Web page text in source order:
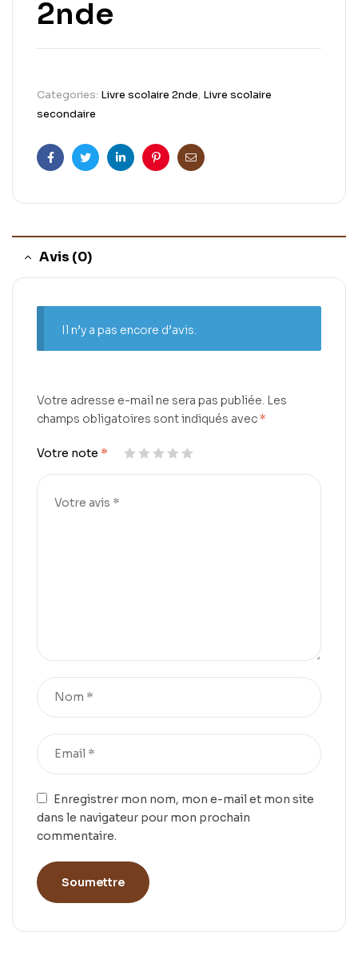
2nde
Categories: Livre scolaire 2nde, Livre scolaire
secondaire
FacebookTwitterLinkedinPinterestEmail
Avis (0)
Il n’y a pas encore d’avis.
Votre adresse e-mail ne sera pas publiée. Les
champs obligatoires sont indiqués avec*
Votre note *
Enregistrer mon nom, mon e-mail et mon site
dans le navigateur pour mon prochain
commentaire.